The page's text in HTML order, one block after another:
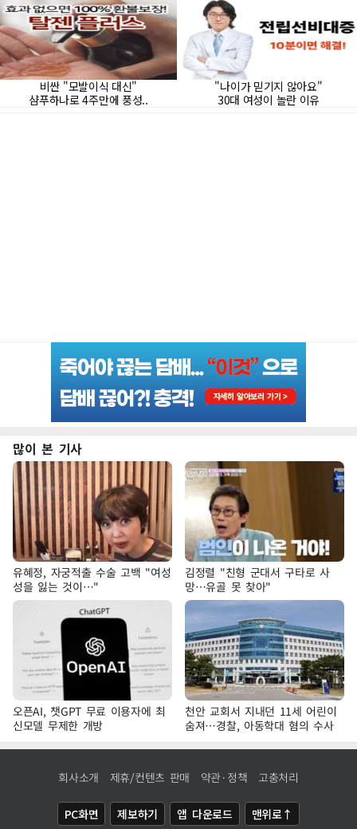
많이 본 기사
유혜정, 자궁적출 수술 고백 "여성
성을 잃는 것이…"
김정렬 "친형 군대서 구타로 사
망…유골 못 찾아"
오픈AI, 챗GPT 무료 이용자에 최
신모델 무제한 개방
천안 교회서 지내던 11세 어린이
숨져…경찰, 아동학대 혐의 수사
회사소개 제휴/컨텐츠 판매 약관·정책 고충처리
PC화면 제보하기 앱 다운로드 맨위로↑